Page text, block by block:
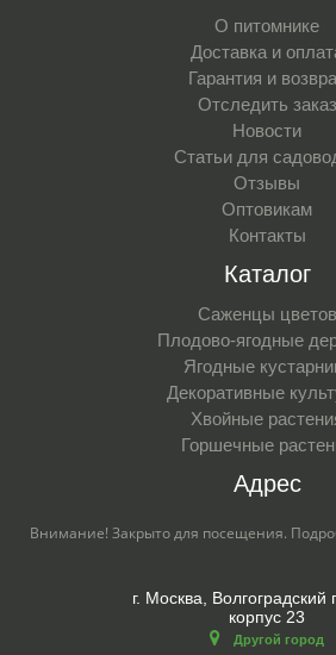
О питомнике
Доставка и
Гарантия и
Отследить заказ
Новости
Статьи для
Отзывы
Оптовикам
Контакты
Каталог
Саженцы цветов
Плодово-ягодные
Ягодные
Декоративные
Хвойные
Горшечные
Адрес
Внимание! Закрыто для посещения.
г. Москва, Волгоградский
корпус 23
Другой город